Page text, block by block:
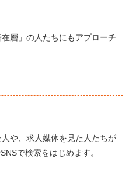
層」の人たちにもアプローチ
や、求人媒体を見た人たちが
で検索をはじめます。